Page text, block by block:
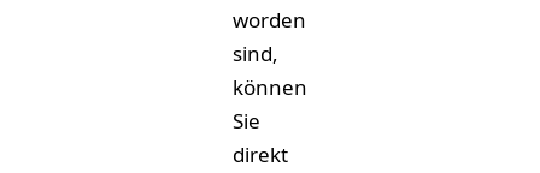
worden
sind,
können
Sie
direkt